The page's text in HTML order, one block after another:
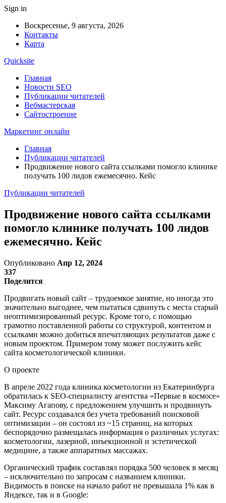
Sign in
Воскресенье, 9 августа, 2026
Контакты
Карта
Quicksite
Главная
Новости SEO
Публикации читателей
Вебмастерская
Сайтостроение
Маркетинг онлайн
Главная
Публикации читателей
Продвижение нового сайта ссылками помогло клинике
получать 100 лидов ежемесячно. Кейс
Публикации читателей
Продвижение нового сайта ссылками
помогло клинике получать 100 лидов
ежемесячно. Кейс
Опубликовано Апр 12, 2024
337
Поделится
Продвигать новый сайт – трудоемкое занятие, но иногда это
значительно выгоднее, чем пытаться сдвинуть с места старый
неоптимизированный ресурс. Кроме того, с помощью
грамотно поставленной работы со структурой, контентом и
ссылками можно добиться впечатляющих результатов даже с
новым проектом. Примером тому может послужить кейс
сайта косметологической клиники.
О проекте
В апреле 2022 года клиника косметологии из Екатеринбурга
обратилась к SEO-специалисту агентства «Первые в космосе»
Максиму Агапову, с предложением улучшить и продвинуть
сайт. Ресурс создавался без учета требований поисковой
оптимизации – он состоял из ~15 страниц, на которых
беспорядочно размещалась информация о различных услугах:
косметологии, лазерной, инъекционной и эстетической
медицине, а также аппаратных массажах.
Органический трафик составлял порядка 500 человек в месяц
– исключительно по запросам с названием клиники.
Видимость в поиске на начало работ не превышала 1% как в
Яндексе, так и в Google: